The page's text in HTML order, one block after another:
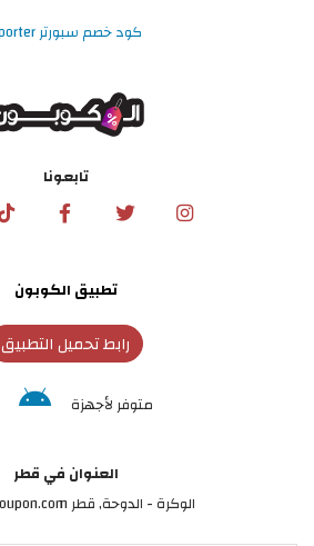
كود خصم سبورتر Sporter
تابعونا
تطبيق الكوبون
رابط تحميل التطبيق
متوفر لأجهزة
العنوان في قطر
الوكرة - الدوحة, قطر qatar@alcoupon.com